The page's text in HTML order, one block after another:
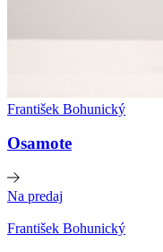
František Bohunický
Osamote
Na predaj
František Bohunický